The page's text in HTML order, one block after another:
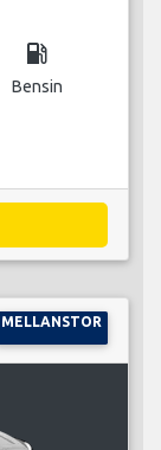
local_gas_station
Bensin
MELLANSTOR